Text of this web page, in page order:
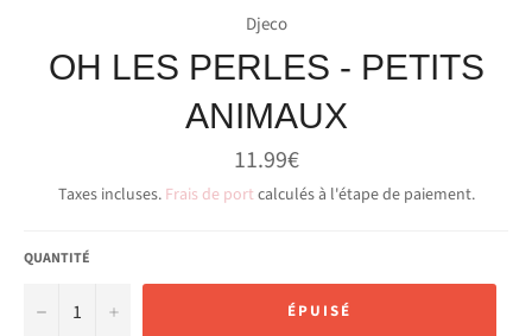
Djeco
OH LES PERLES - PETITS
ANIMAUX
Prix
régulier
11.99€
Taxes incluses. Frais de portcalculés à l'étape de paiement.
QUANTITÉ
− + ÉPUISÉ